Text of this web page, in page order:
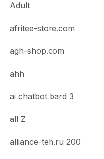
Adult
afritee-store.com
agh-shop.com
ahh
ai chatbot bard 3
all Z
alliance-teh.ru 200